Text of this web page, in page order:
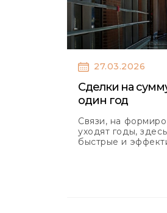
27.03.2026
Сделки на
один год
Связи, на
уходят годы,
быстрые и